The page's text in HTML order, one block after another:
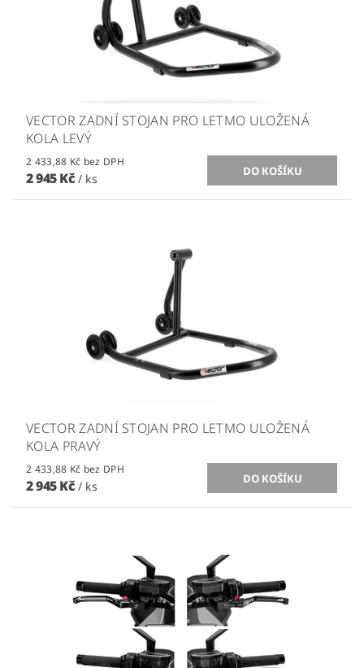
VECTOR ZADNÍ STOJAN PRO LETMO ULOŽENÁ
KOLA LEVÝ
2 433,88 Kč bez DPH
2 945 Kč / ks
VECTOR ZADNÍ STOJAN PRO LETMO ULOŽENÁ
KOLA PRAVÝ
2 433,88 Kč bez DPH
2 945 Kč / ks